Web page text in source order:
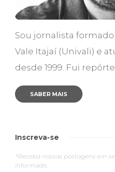
Sou jornalista
Vale Itajaí (Univali) e
desde 1999. Fui
SABER MAIS
Inscreva-se
*Receba nossas postagens em
informado.